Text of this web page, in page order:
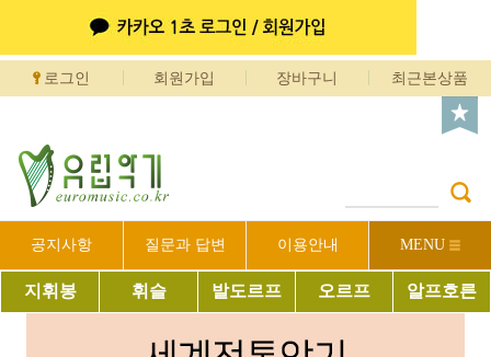
로그인 회원가입 장바구니 최근본상품
공지사항 질문과 답변 이용안내 MENU
지휘봉 휘슬 발도르프 오르프 알프호른